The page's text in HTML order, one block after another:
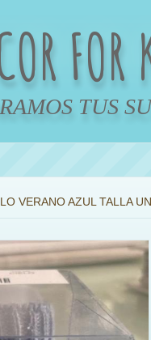
TUS
VERANO AZUL TALLA